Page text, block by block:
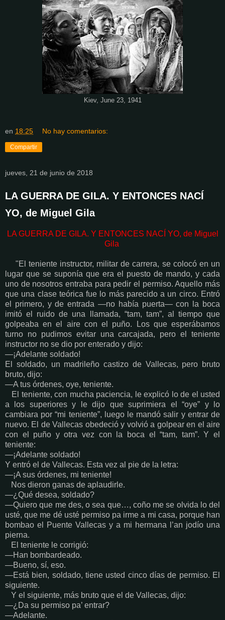
Kiev, June 23, 1941
en 18:25 No hay comentarios:
Compartir
jueves, 21 de junio de 2018
LA GUERRA DE GILA. Y ENTONCES NACÍ
YO, de Miguel Gila
LA GUERRA DE GILA. Y ENTONCES NACÍ YO, de Miguel
Gila
"El teniente instructor, militar de carrera, se colocó en un
lugar que se suponía que era el puesto de mando, y cada
uno de nosotros entraba para pedir el permiso. Aquello más
que una clase teórica fue lo más parecido a un circo. Entró
el primero, y de entrada —no había puerta— con la boca
imitó el ruido de una llamada, “tam, tam”, al tiempo que
golpeaba en el aire con el puño. Los que esperábamos
turno no pudimos evitar una carcajada, pero el teniente
instructor no se dio por enterado y dijo:
—¡Adelante soldado!
El soldado, un madrileño castizo de Vallecas, pero bruto
bruto, dijo:
—A tus órdenes, oye, teniente.
El teniente, con mucha paciencia, le explicó lo de el usted
a los superiores y le dijo que suprimiera el “oye” y lo
cambiara por “mi teniente”, luego le mandó salir y entrar de
nuevo. El de Vallecas obedeció y volvió a golpear en el aire
con el puño y otra vez con la boca el “tam, tam”. Y el
teniente:
—¡Adelante soldado!
Y entró el de Vallecas. Esta vez al pie de la letra:
—¡A sus órdenes, mi teniente!
Nos dieron ganas de aplaudirle.
—¿Qué desea, soldado?
—Quiero que me des, o sea que…, coño me se olvida lo del
usté, que me dé usté permiso pa irme a mi casa, porque han
bombao el Puente Vallecas y a mi hermana l’an jodío una
pierna.
El teniente le corrigió:
—Han bombardeado.
—Bueno, sí, eso.
—Está bien, soldado, tiene usted cinco días de permiso. El
siguiente.
Y el siguiente, más bruto que el de Vallecas, dijo:
—¿Da su permiso pa’ entrar?
—Adelante.